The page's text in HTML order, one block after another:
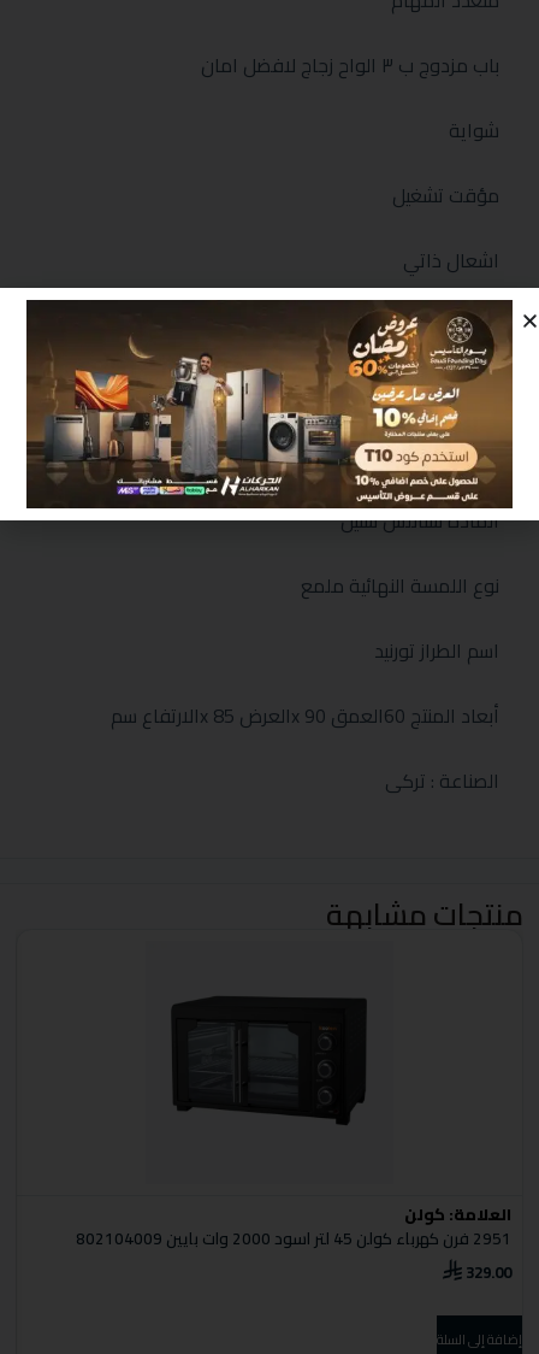
باب مزدوج ب ٣ الواح زجاج لافضل امان
شواية
مؤقت تشغيل
اشعال ذاتي
امان كامل
الموصفات
الماركة التجارية : تورنيدو
المادة ستانلس ستيل
نوع اللمسة النهائية ملمع
اسم الطراز تورنيد
أبعاد المنتج 60العمق x 90العرض x 85الارتفاع سم
الصناعة : تركى
منتجات مشابهة
العلامة:كولن
2951 فرن كهرباء كولن 45 لتر اسود 2000 وات بايين 802104009
329.00
إضافة إلى السلة